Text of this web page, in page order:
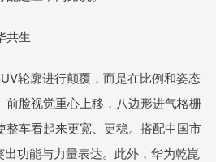
共生
轮廓进行颠覆，而是在比例和姿态
前脸视觉重心上移，八边形进气格栅
整车看起来更宽、更稳。搭配中国市
功能与力量表达。此外，华为乾崑